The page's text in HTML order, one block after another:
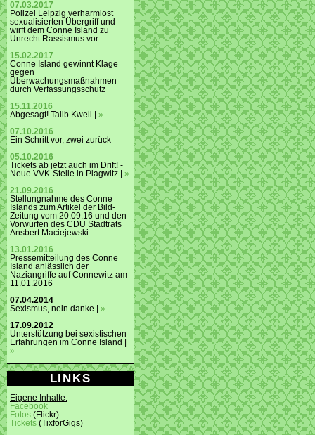
07.03.2017
Polizei Leipzig verharmlost
sexualisierten Übergriff und
wirft dem Conne Island zu
Unrecht Rassismus vor
15.02.2017
Conne Island gewinnt Klage
gegen
Überwachungsmaßnahmen
durch Verfassungsschutz
15.11.2016
Abgesagt! Talib Kweli | »
07.10.2016
Ein Schritt vor, zwei zurück
05.10.2016
Tickets ab jetzt auch im Drift! -
Neue VVK-Stelle in Plagwitz | »
21.09.2016
Stellungnahme des Conne
Islands zum Artikel der Bild-
Zeitung vom 20.09.16 und den
Vorwürfen des CDU Stadtrats
Ansbert Maciejewski
13.01.2016
Pressemitteilung des Conne
Island anlässlich der
Naziangriffe auf Connewitz am
11.01.2016
07.04.2014
Sexismus, nein danke | »
17.09.2012
Unterstützung bei sexistischen
Erfahrungen im Conne Island |
»
LINKS
Eigene Inhalte:
Facebook
Fotos (Flickr)
Tickets (TixforGigs)